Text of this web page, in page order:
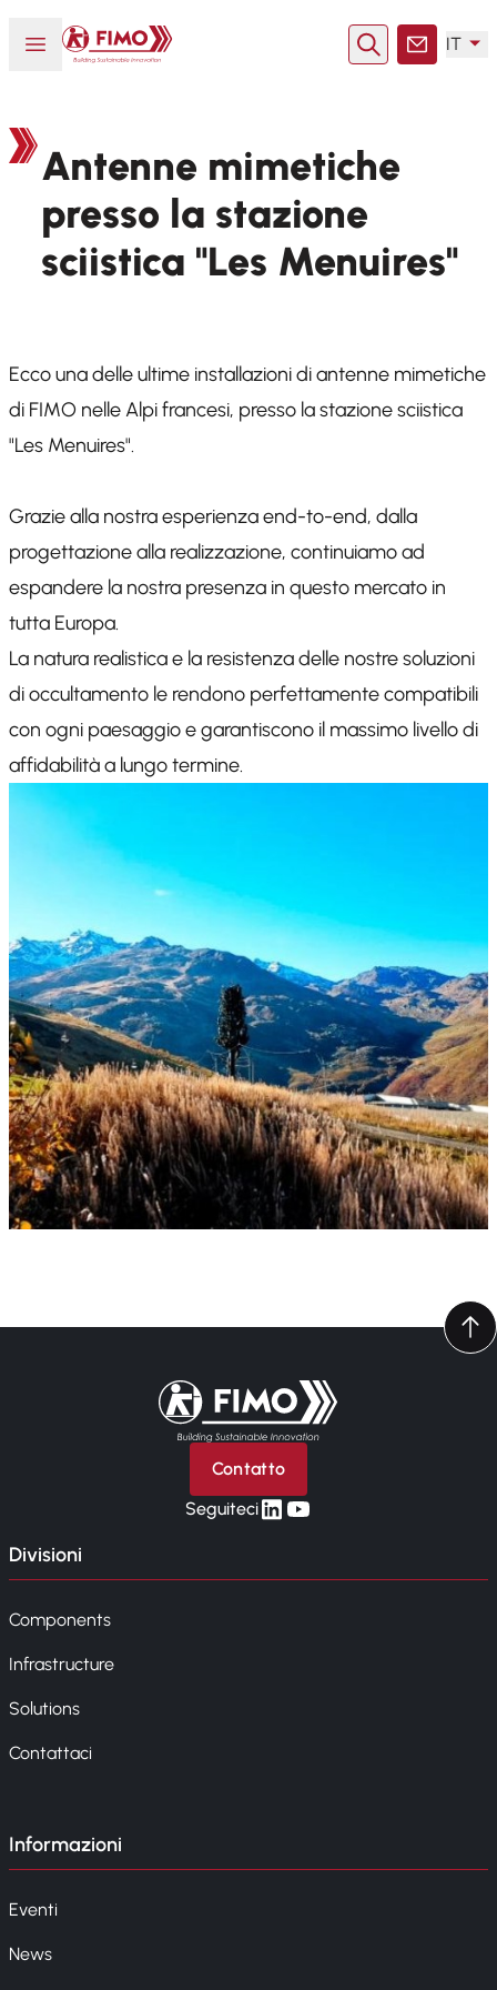
Aprire o chiudere il menu
Torna alla pagina iniziale
RicercaContatto
IT
Antenne mimetiche
presso la stazione
sciistica "Les Menuires"
Ecco una delle ultime installazioni di antenne mimetiche
di FIMO nelle Alpi francesi, presso la stazione sciistica
"Les Menuires".
Grazie alla nostra esperienza end-to-end, dalla
progettazione alla realizzazione, continuiamo ad
espandere la nostra presenza in questo mercato in
tutta Europa.
La natura realistica e la resistenza delle nostre soluzioni
di occultamento le rendono perfettamente compatibili
con ogni paesaggio e garantiscono il massimo livello di
affidabilità a lungo termine.
Torna alla pagina iniziale
Contatto
Seguitecilinkedin
yt
Divisioni
Components
Infrastructure
Solutions
Contattaci
Informazioni
Eventi
News